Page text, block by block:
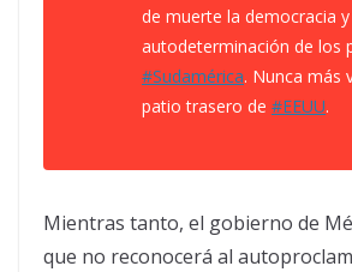
de muerte la democracia y
autodeterminación de los
#Sudamérica. Nunca más
patio trasero de #EEUU.
Mientras tanto, el gobierno de
que no reconocerá al